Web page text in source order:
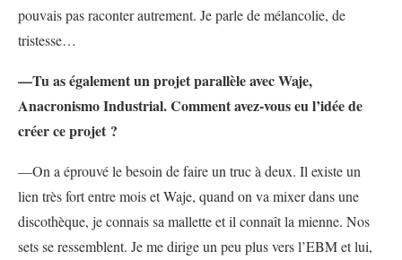
pouvais pas raconter autrement. Je parle de mélancolie, de
tristesse…
—Tu as également un projet parallèle avec Waje,
Anacronismo Industrial. Comment avez-vous eu l’idée de
créer ce projet ?
—On a éprouvé le besoin de faire un truc à deux. Il existe un
lien très fort entre mois et Waje, quand on va mixer dans une
discothèque, je connais sa mallette et il connaît la mienne. Nos
sets se ressemblent. Je me dirige un peu plus vers l’EBM et lui,